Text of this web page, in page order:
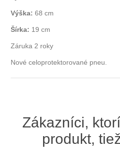
Výška: 68 cm
Šírka: 19 cm
Záruka 2 roky
Nové celoprotektorované pneu.
Zákazníci,
produkt,